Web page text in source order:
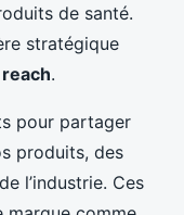
de santé.
stratégique
reach.
pour partager
produits, des
l’industrie. Ces